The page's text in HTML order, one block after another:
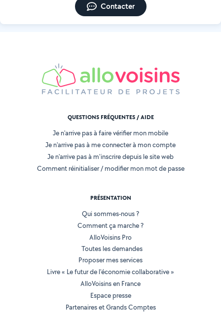
Contacter
QUESTIONS FRÉQUENTES / AIDE
Je n'arrive pas à faire vérifier mon mobile
Je n'arrive pas à me connecter à mon compte
Je n'arrive pas à m'inscrire depuis le site web
Comment réinitialiser / modifier mon mot de passe
PRÉSENTATION
Qui sommes-nous ?
Comment ça marche ?
AlloVoisins Pro
Toutes les demandes
Proposer mes services
Livre « Le futur de l'économie collaborative »
AlloVoisins en France
Espace presse
Partenaires et Grands Comptes